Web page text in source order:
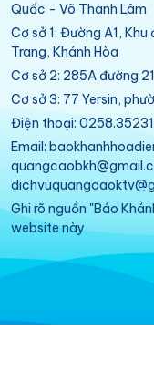
Quốc - Võ Thanh Lâm
Cơ sở 1: Đường A1,
Trang, Khánh Hòa
Cơ sở 2: 285A đường
Cơ sở 3: 77 Yersin,
Điện thoại:
Email:
Ghi rõ nguồn "Báo
website này